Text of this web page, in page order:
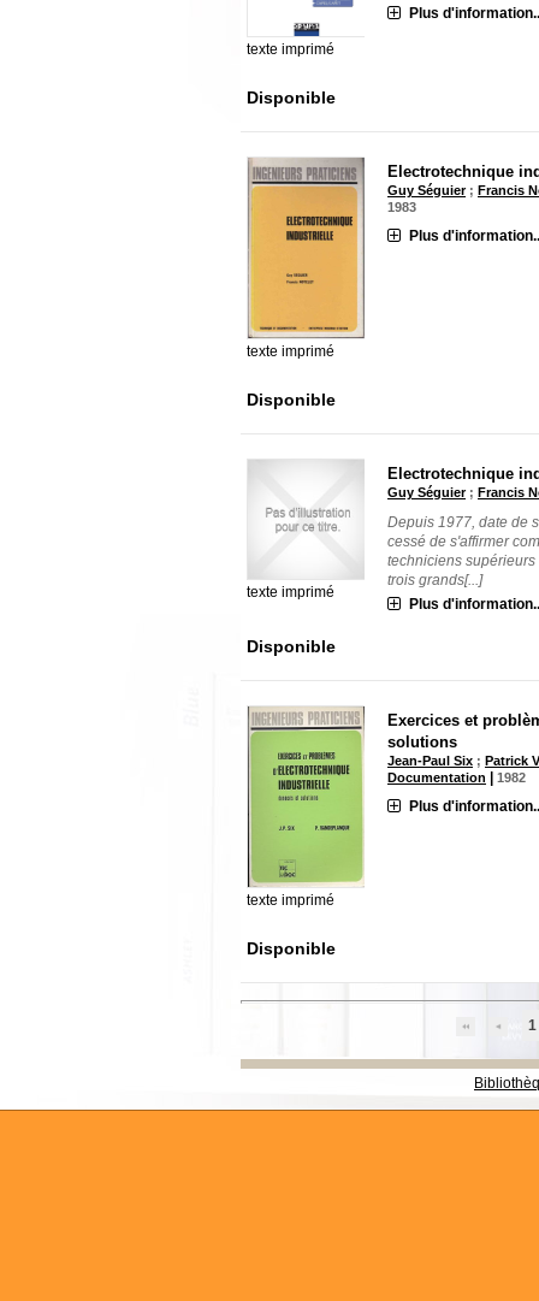
texte imprimé
Plus
Disponible
texte imprimé
Electrotechnique
Guy Séguier; Francis
1983
Plus
Disponible
texte imprimé
Electrotechnique
Guy Séguier; Francis
Depuis 1977, date de
cessé de s'affirmer
techniciens
trois grands[...]
Plus
Disponible
texte imprimé
Exercices et
solutions
Jean-Paul Six ; Patrick
Documentation
|1982
Plus
Disponible
1